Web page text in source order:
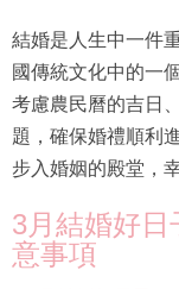
結婚是人生中一件
國傳統文化中的一
考慮農民曆的吉日
題，確保婚禮順利
步入婚姻的殿堂，
3月結婚好日
意事項